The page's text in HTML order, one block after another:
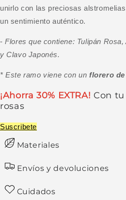
unirlo con las preciosas alstrome
un sentimiento auténtico.
-Flores que contiene: Tulipán Rosa,
y Clavo Japonés.
* Este ramo viene con un florero
¡Ahorra 30% EXTRA! Con
rosas
Suscribete
Materiales
Envíos y devoluciones
Cuidados